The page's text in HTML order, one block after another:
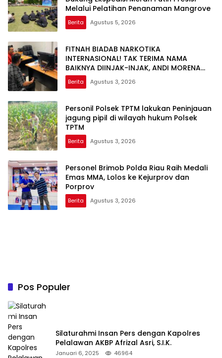
Melalui Pelatihan Penanaman Mangrove
Berita Agustus 5, 2026
FITNAH BIADAB NARKOTIKA
INTERNASIONAL! TAK TERIMA NAMA
BAIKNYA DIINJAK-INJAK, ANDI MORENA
DECLARE WAR: SIAP Bantai DAN SERET
AKUN PEMBUNUH KARAKTER KE PENJARA
Berita Agustus 3, 2026
Personil Polsek TPTM lakukan Peninjauan
jagung pipil di wilayah hukum Polsek
TPTM
Berita Agustus 3, 2026
Personel Brimob Polda Riau Raih Medali
Emas MMA, Lolos ke Kejurprov dan
Porprov
Berita Agustus 3, 2026
Pos Populer
Silaturahmi Insan Pers dengan Kapolres
Pelalawan AKBP Afrizal Asri, S.I.K.
Januari 6, 2025 46964